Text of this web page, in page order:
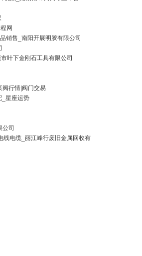
网
销售_南阳开展明胶有限公司
叶下金刚石工具有限公司
阀行情|阀门交易
_星座运势
司
线电缆_丽江峰行废旧金属回收有